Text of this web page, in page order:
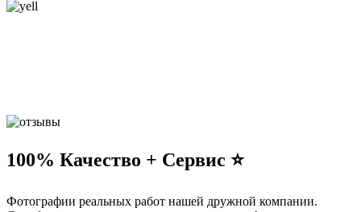
100% Качество + Сервис ⭐️
Фотографии реальных работ нашей дружной компании.